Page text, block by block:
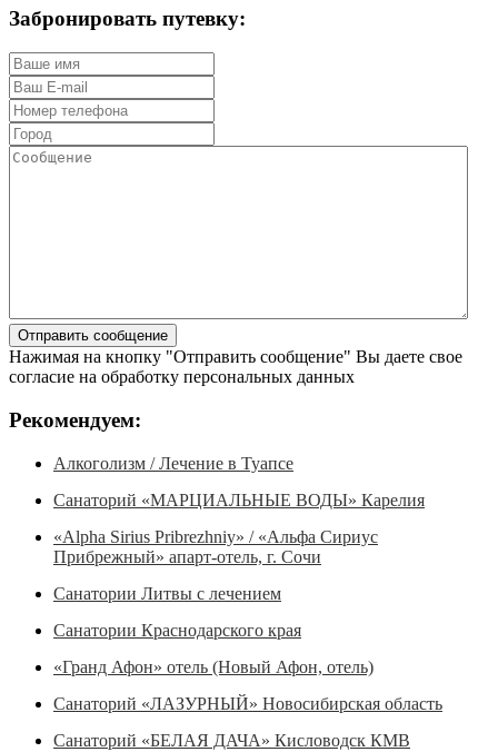
Забронировать путевку:
Нажимая на кнопку "Отправить сообщение" Вы даете свое
согласие на обработку персональных данных
Рекомендуем:
Алкоголизм / Лечение в Туапсе
Санаторий «МАРЦИАЛЬНЫЕ ВОДЫ» Карелия
«Alpha Sirius Pribrezhniy» / «Альфа Сириус
Прибрежный» апарт-отель, г. Сочи
Санатории Литвы с лечением
Санатории Краснодарского края
«Гранд Афон» отель (Новый Афон, отель)
Санаторий «ЛАЗУРНЫЙ» Новосибирская область
Санаторий «БЕЛАЯ ДАЧА» Кисловодск КМВ